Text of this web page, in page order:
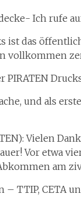
Ich rufe
ist das
vollkommen
und als
Vielen
Vor etwa
am
– TTIP, CETA